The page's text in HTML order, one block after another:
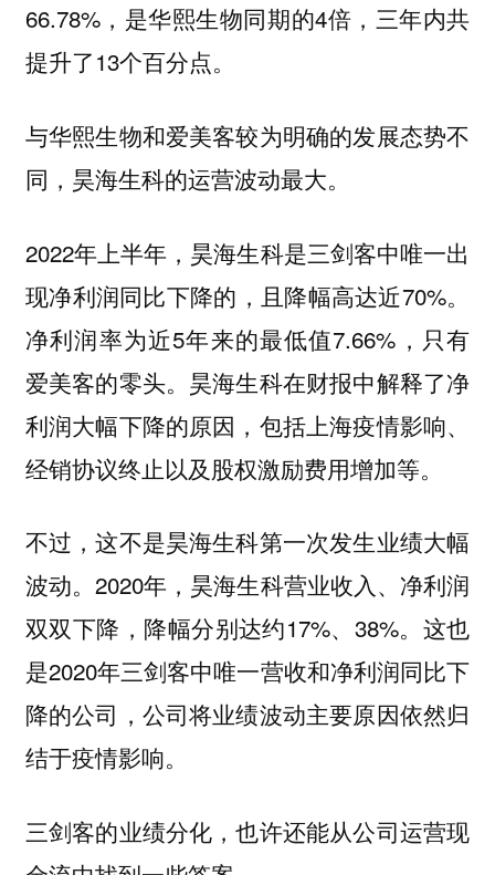
66.78%，是华熙生物同期的4倍，三年内共
提升了13个百分点。
与华熙生物和爱美客较为明确的发展态势不
同，昊海生科的运营波动最大。
2022年上半年，昊海生科是三剑客中唯一出
现净利润同比下降的，且降幅高达近70%。
净利润率为近5年来的最低值7.66%，只有
爱美客的零头。昊海生科在财报中解释了净
利润大幅下降的原因，包括上海疫情影响、
经销协议终止以及股权激励费用增加等。
不过，这不是昊海生科第一次发生业绩大幅
波动。2020年，昊海生科营业收入、净利润
双双下降，降幅分别达约17%、38%。这也
是2020年三剑客中唯一营收和净利润同比下
降的公司，公司将业绩波动主要原因依然归
结于疫情影响。
三剑客的业绩分化，也许还能从公司运营现